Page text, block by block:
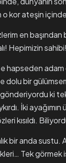
kor ateşin
en başından
Hepimizin sahibi!
hapseden adam
dolu bir
ki
İki
kısıldı.
bir anda sustu.
Tek